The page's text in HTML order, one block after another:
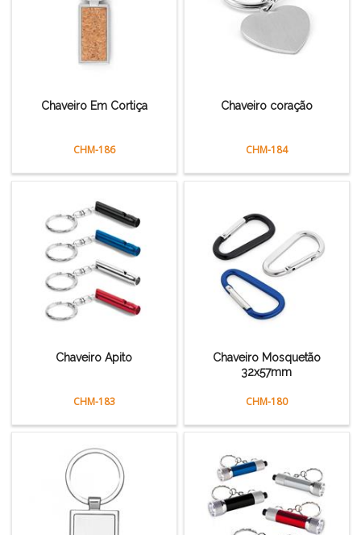
Chaveiro Em Cortiça
CHM-186
Chaveiro coração
CHM-184
Chaveiro Apito
CHM-183
Chaveiro Mosquetão
32x57mm
CHM-180